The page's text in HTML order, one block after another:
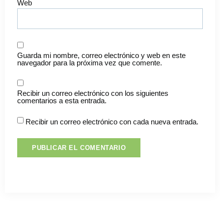
Web
Guarda mi nombre, correo electrónico y web en este
navegador para la próxima vez que comente.
Recibir un correo electrónico con los siguientes
comentarios a esta entrada.
Recibir un correo electrónico con cada nueva entrada.